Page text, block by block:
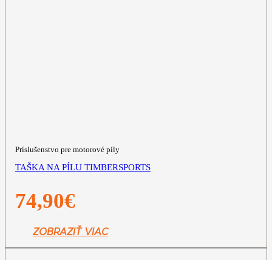
Príslušenstvo pre motorové píly
TAŠKA NA PÍLU TIMBERSPORTS
74,90€
ZOBRAZIŤ VIAC